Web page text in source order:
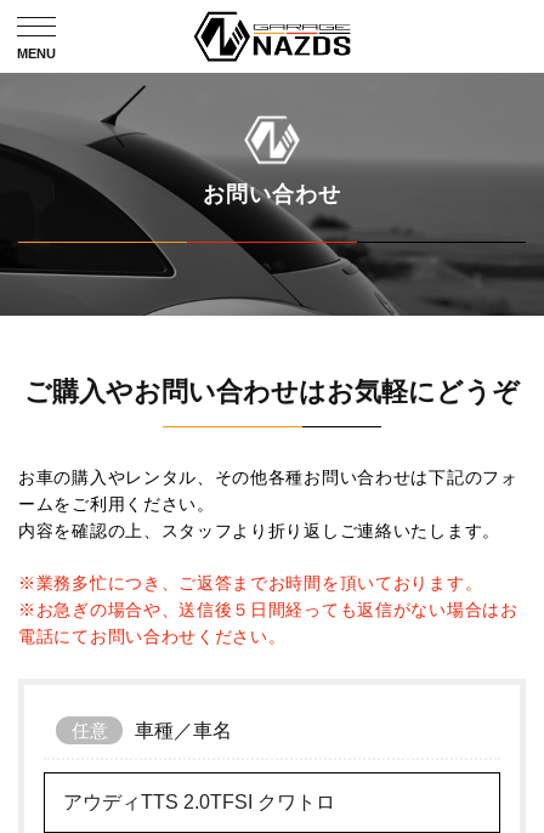
お問い合わせ
ご購入やお問い合わせはお気軽にどうぞ
お車の購入やレンタル、その他各種お問い合わせは下記のフォ
ームをご利用ください。
内容を確認の上、スタッフより折り返しご連絡いたします。
※業務多忙につき、ご返答までお時間を頂いております。
※お急ぎの場合や、送信後５日間経っても返信がない場合はお
電話にてお問い合わせください。
車種／車名